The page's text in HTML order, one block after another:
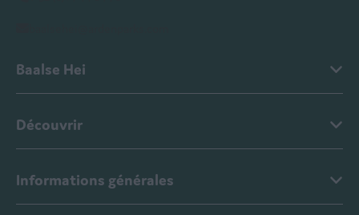
Baalse Hei
Découvrir
Informations générales